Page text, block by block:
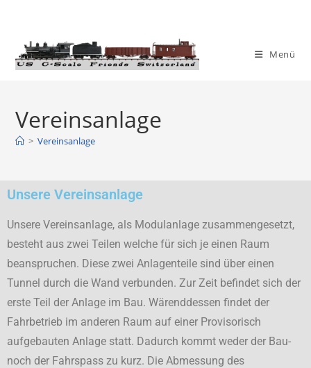
Menü
Vereinsanlage
> Vereinsanlage
Unsere Vereinsanlage
Unsere Vereinsanlage, als Modulanlage zusammengesetzt,
besteht aus zwei Teilen welche für sich je einen Raum
beanspruchen. Diese zwei Anlagenteile sind über einen
Tunnel durch die Wand verbunden. Zur Zeit befindet sich der
erste Teil der Anlage im Bau. Wärenddessen findet der
Fahrbetrieb im anderen Raum auf einer Provisorisch
aufgebauten Anlage statt. Dadurch kommt weder der Bau-
noch der Fahrspass zu kurz. Die Abmessung des